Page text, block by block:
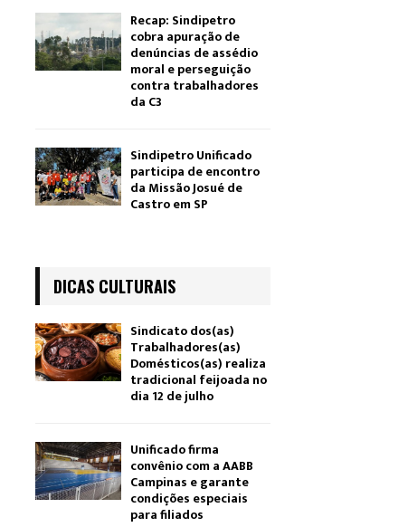
Recap: Sindipetro
cobra apuração de
denúncias de assédio
moral e perseguição
contra trabalhadores
da C3
Sindipetro Unificado
participa de encontro
da Missão Josué de
Castro em SP
DICAS CULTURAIS
Sindicato dos(as)
Trabalhadores(as)
Domésticos(as) realiza
tradicional feijoada no
dia 12 de julho
Unificado firma
convênio com a AABB
Campinas e garante
condições especiais
para filiados